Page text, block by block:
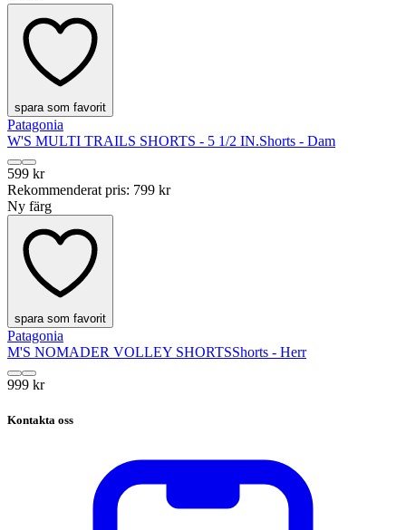
spara som favorit
Patagonia
W'S MULTI TRAILS SHORTS - 5 1/2 IN.Shorts - Dam
599 kr
Rekommenderat pris: 799 kr
Ny färg
spara som favorit
Patagonia
M'S NOMADER VOLLEY SHORTSShorts - Herr
999 kr
Kontakta oss